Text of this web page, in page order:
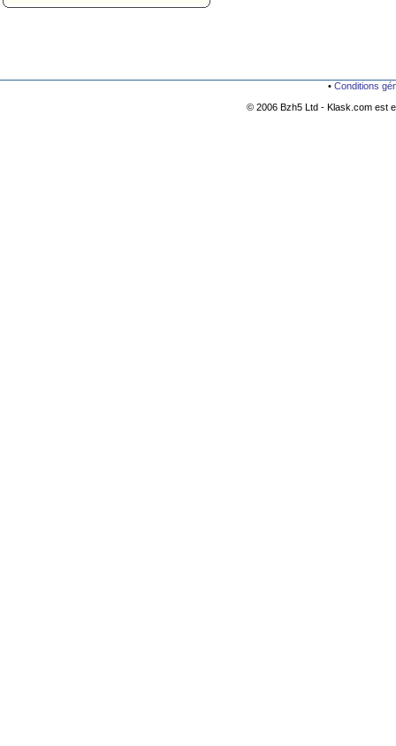
• Conditions
© 2006 Bzh5 Ltd - Klask.com est